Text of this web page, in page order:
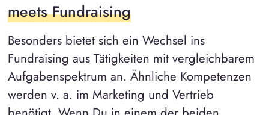
meets Fundraising
Besonders bietet sich ein Wechsel ins
Fundraising aus Tätigkeiten mit vergleichbarem
Aufgabenspektrum an. Ähnliche Kompetenzen
werden v. a. im Marketing und Vertrieb